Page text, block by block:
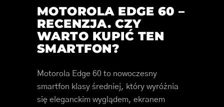
MOTOROLA EDGE 60 –
RECENZJA. CZY
WARTO KUPIĆ TEN
SMARTFON?
Motorola Edge 60 to nowoczesny
smartfon klasy średniej, który wyróżnia
się eleganckim wyglądem, ekranem